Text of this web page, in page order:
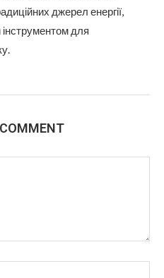
джерел енергії,
для